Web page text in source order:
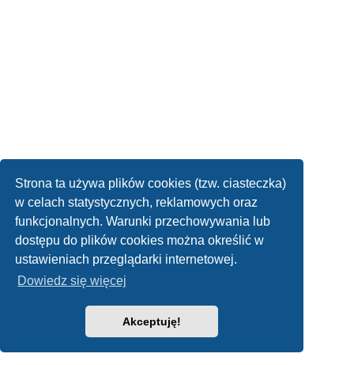
Strona ta używa plików cookies (tzw. ciasteczka)
w celach statystycznych, reklamowych oraz
funkcjonalnych. Warunki przechowywania lub
dostępu do plików cookies można określić w
ustawieniach przeglądarki internetowej.
Dowiedz się więcej
Akceptuję!